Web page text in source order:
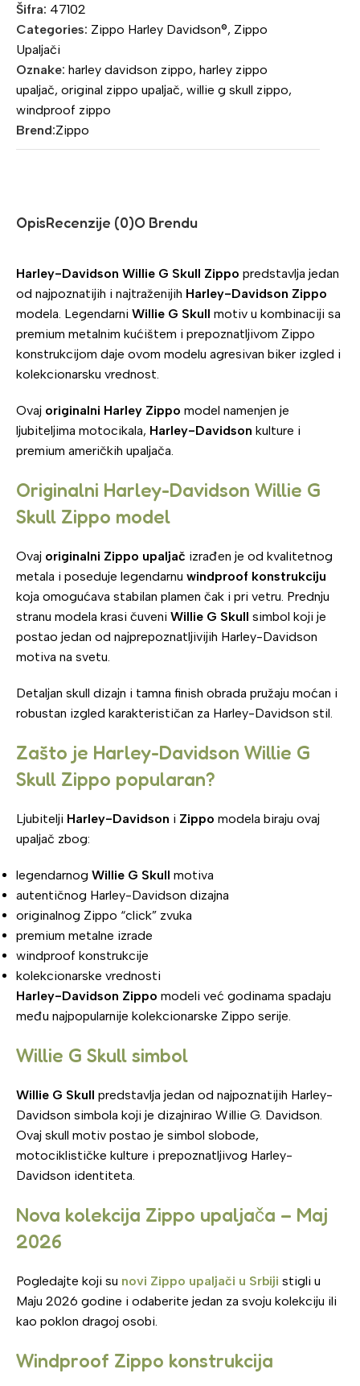
Šifra: 47102
Categories: Zippo Harley Davidson®, Zippo
Upaljači
Oznake: harley davidson zippo, harley zippo
upaljač, original zippo upaljač, willie g skull zippo,
windproof zippo
Brend:Zippo
OpisRecenzije (0)O Brendu
Harley-Davidson Willie G Skull Zippo predstavlja jedan
od najpoznatijih i najtraženijih Harley-Davidson Zippo
modela. Legendarni Willie G Skull motiv u kombinaciji sa
premium metalnim kućištem i prepoznatljivom Zippo
konstrukcijom daje ovom modelu agresivan biker izgled i
kolekcionarsku vrednost.
Ovaj originalni Harley Zippo model namenjen je
ljubiteljima motocikala, Harley-Davidson kulture i
premium američkih upaljača.
Originalni Harley-Davidson Willie G
Skull Zippo model
Ovaj originalni Zippo upaljač izrađen je od kvalitetnog
metala i poseduje legendarnu windproof konstrukciju
koja omogućava stabilan plamen čak i pri vetru. Prednju
stranu modela krasi čuveni Willie G Skull simbol koji je
postao jedan od najprepoznatljivijih Harley-Davidson
motiva na svetu.
Detaljan skull dizajn i tamna finish obrada pružaju moćan i
robustan izgled karakterističan za Harley-Davidson stil.
Zašto je Harley-Davidson Willie G
Skull Zippo popularan?
Ljubitelji Harley-Davidson i Zippo modela biraju ovaj
upaljač zbog:
legendarnog Willie G Skull motiva
autentičnog Harley-Davidson dizajna
originalnog Zippo “click” zvuka
premium metalne izrade
windproof konstrukcije
kolekcionarske vrednosti
Harley-Davidson Zippo modeli već godinama spadaju
među najpopularnije kolekcionarske Zippo serije.
Willie G Skull simbol
Willie G Skull predstavlja jedan od najpoznatijih Harley-
Davidson simbola koji je dizajnirao Willie G. Davidson.
Ovaj skull motiv postao je simbol slobode,
motociklističke kulture i prepoznatljivog Harley-
Davidson identiteta.
Nova kolekcija Zippo upaljača – Maj
2026
Pogledajte koji su novi Zippo upaljači u Srbiji stigli u
Maju 2026 godine i odaberite jedan za svoju kolekciju ili
kao poklon dragoj osobi.
Windproof Zippo konstrukcija